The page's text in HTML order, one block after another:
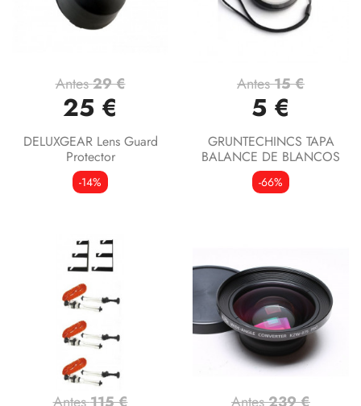
Antes29 €
25 €
DELUXGEAR Lens Guard
Protector
-14%
Antes15 €
5 €
GRUNTECHINCS TAPA
BALANCE DE BLANCOS
-66%
Antes115 € Antes239 €